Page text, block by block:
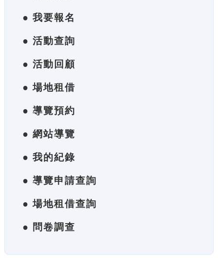
● 我要報名
● 活動查詢
● 活動回顧
● 場地租借
● 導覽預約
● 網站導覽
● 我的紀錄
● 導覽申請查詢
● 場地租借查詢
● 問卷調查